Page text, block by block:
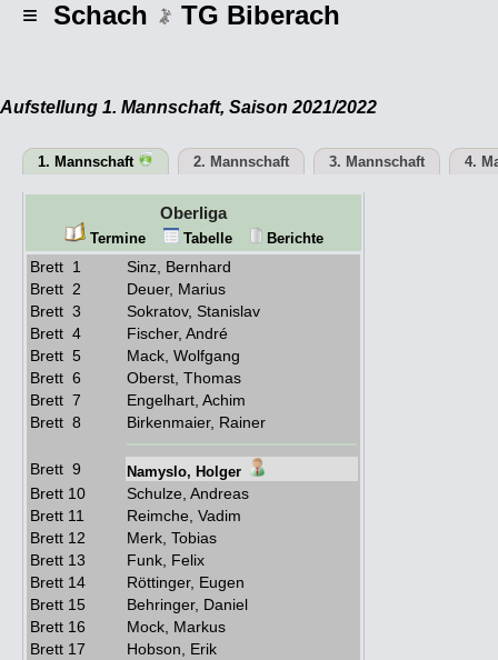
≡ Schach TG Biberach
Aufstellung 1. Mannschaft, Saison 2021/2022
1. Mannschaft 2. Mannschaft 3. Mannschaft 4.
Oberliga
Termine Tabelle Berichte
Brett 1
Sinz, Bernhard
Brett 2
Deuer, Marius
Brett 3
Sokratov, Stanislav
Brett 4
Fischer, André
Brett 5
Mack, Wolfgang
Brett 6
Oberst, Thomas
Brett 7
Engelhart, Achim
Brett 8
Birkenmaier, Rainer
Brett 9 Namyslo, Holger
Brett 10
Schulze, Andreas
Brett 11
Reimche, Vadim
Brett 12
Merk, Tobias
Brett 13
Funk, Felix
Brett 14
Röttinger, Eugen
Brett 15
Behringer, Daniel
Brett 16
Mock, Markus
Brett 17
Hobson, Erik